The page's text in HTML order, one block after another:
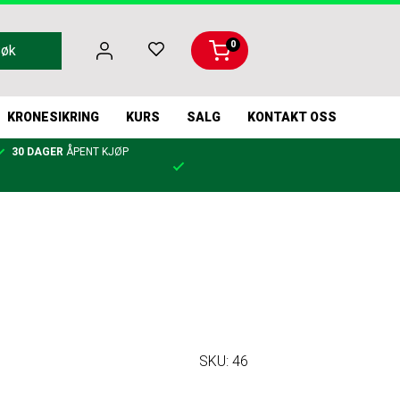
0
KRONESIKRING KURS SALG KONTAKT OSS
30 DAGER ÅPENT KJØP
SKU: 46